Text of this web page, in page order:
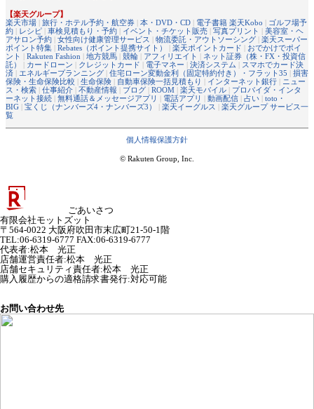
【楽天グループ】
楽天市場 | 旅行・ホテル予約・航空券 | 本・DVD・CD | 電子書籍 楽天Kobo | ゴルフ場予
約 | レシピ | 車検見積もり・予約 | イベント・チケット販売 | 写真プリント | 美容室・ヘ
アサロン予約 | 女性向け健康管理サービス | 物流委託・アウトソーシング | 楽天スーパー
ポイント特集 | Rebates（ポイント提携サイト） | 楽天ポイントカード | おでかけでポイ
ント | Rakuten Fashion | 地方競馬 | 競輪 | アフィリエイト | ネット証券（株・FX・投資信
託）
| カードローン | クレジットカード | 電子マネー | 決済システム | スマホでカード決
済 | エネルギープランニング | 住宅ローン変動金利（固定特約付き）・フラット35 | 損害
保険・生命保険比較 | 生命保険 | 自動車保険一括見積もり | インターネット銀行 | ニュー
ス・検索 | 仕事紹介 | 不動産情報 | ブログ | ROOM | 楽天モバイル | プロバイダ・インタ
ーネット接続 | 無料通話＆メッセージアプリ | 電話アプリ | 動画配信 | 占い | toto・
BIG | 宝くじ（ナンバーズ4・ナンバーズ3） | 楽天イーグルス | 楽天グループ サービス一
覧
個人情報保護方針
© Rakuten Group, Inc.
ごあいさつ
有限会社モットズット
〒564-0022 大阪府吹田市末広町21-50-1階
TEL:06-6319-6777 FAX:06-6319-6777
代表者:松本 光正
店舗運営責任者:松本 光正
店舗セキュリティ責任者:松本 光正
購入履歴からの適格請求書発行:対応可能
お問い合わせ先